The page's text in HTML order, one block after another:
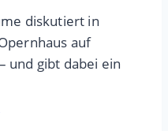
diskutiert in
auf
und gibt dabei ein